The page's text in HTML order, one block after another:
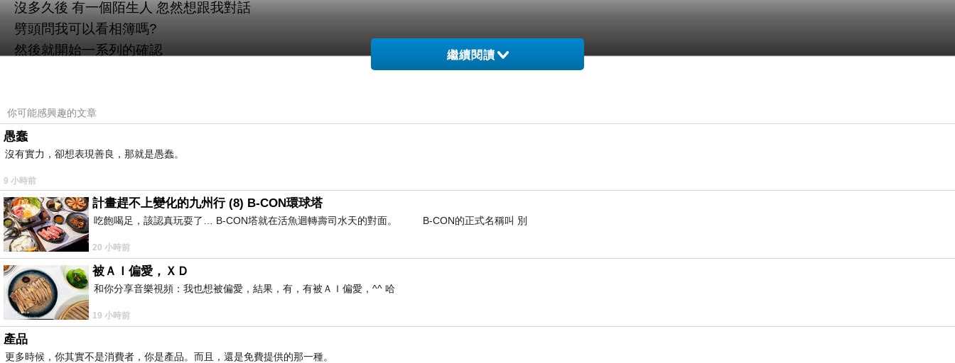
沒多久後 有一個陌生人 忽然想跟我對話
劈頭問我可以看相簿嗎?
然後就開始一系列的確認
也因為先前因為她突然消失的關係
所以跟她共享的雲端相簿 我也因為安全理由就先關閉
儘管我還是知道她的賴帳號 我有一百種找她的理由
但這次 我還是很被動的等她來找我 又或許我也不抱期待了
....................................................
她出現的時間點 剛好是我第一次要出國去日本玩的前幾天
至於出國的事情 改天我在寫一篇好了
回來之後 我還是帶了一些預守以及偶然在日本地鐵等車的時候
經過的扭蛋機中看到海綿寶寶的一些扭蛋
當時第一個給派大星 我就不管繼續扭下第二個
只想說趁著拿紀念品給她的機會
好好問清楚到底發生了甚麼事情
繼續閱讀
你可能感興趣的文章
愚蠢
沒有實力，卻想表現善良，那就是愚蠢。
9 小時前
計畫趕不上變化的九州行 (8) B-CON環球塔
吃飽喝足，該認真玩耍了… B-CON塔就在活魚迴轉壽司水天的對面。 B-CON的正式名稱叫 別
20 小時前
被ＡＩ偏愛，ＸＤ
和你分享音樂視頻：我也想被偏愛，結果，有，有被ＡＩ偏愛，^^ 哈
19 小時前
產品
更多時候，你其實不是消費者，你是產品。而且，還是免費提供的那一種。